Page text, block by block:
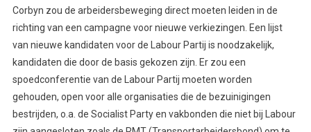
Corbyn zou de arbeidersbeweging direct moeten leiden in de
richting van een campagne voor nieuwe verkiezingen. Een lijst
van nieuwe kandidaten voor de Labour Partij is noodzakelijk,
kandidaten die door de basis gekozen zijn. Er zou een
spoedconferentie van de Labour Partij moeten worden
gehouden, open voor alle organisaties die de bezuinigingen
bestrijden, o.a. de Socialist Party en vakbonden die niet bij Labour